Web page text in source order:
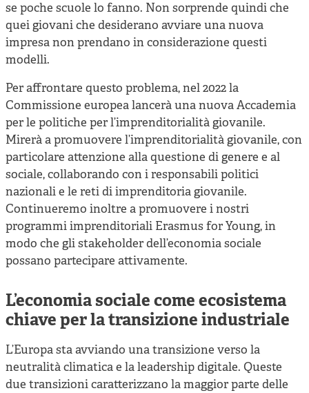
se poche scuole lo fanno. Non sorprende quindi che
quei giovani che desiderano avviare una nuova
impresa non prendano in considerazione questi
modelli.
Per affrontare questo problema, nel 2022 la
Commissione europea lancerà una nuova Accademia
per le politiche per l’imprenditorialità giovanile.
Mirerà a promuovere l’imprenditorialità giovanile, con
particolare attenzione alla questione di genere e al
sociale, collaborando con i responsabili politici
nazionali e le reti di imprenditoria giovanile.
Continueremo inoltre a promuovere i nostri
programmi imprenditoriali Erasmus for Young, in
modo che gli stakeholder dell’economia sociale
possano partecipare attivamente.
L’economia sociale come ecosistema
chiave per la transizione industriale
L’Europa sta avviando una transizione verso la
neutralità climatica e la leadership digitale. Queste
due transizioni caratterizzano la maggior parte delle